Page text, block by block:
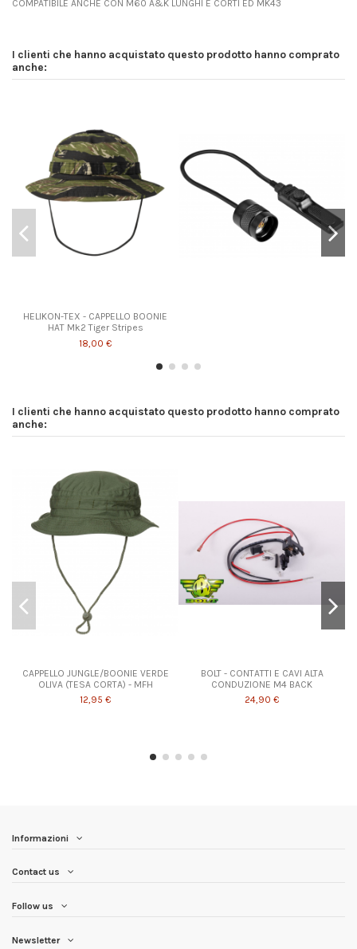
COMPATIBILE ANCHE CON M60 A&K LUNGHI E CORTI ED MK43
I clienti che hanno acquistato questo prodotto hanno comprato
anche:
HELIKON-TEX - CAPPELLO BOONIE
HAT Mk2 Tiger Stripes
18,00 €
I clienti che hanno acquistato questo prodotto hanno comprato
anche:
CAPPELLO JUNGLE/BOONIE VERDE
OLIVA (TESA CORTA) - MFH
12,95 €
BOLT - CONTATTI E CAVI ALTA
CONDUZIONE M4 BACK
24,90 €
Informazioni
Contact us
Follow us
Newsletter